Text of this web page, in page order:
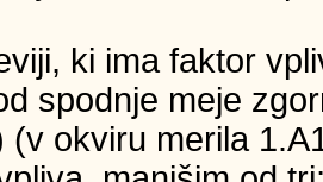
ki ima faktor
spodnje meje
(v okviru merila